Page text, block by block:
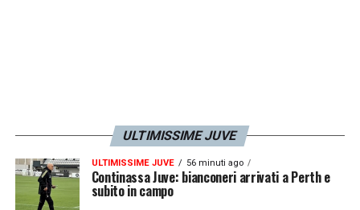
ULTIMISSIME JUVE
ULTIMISSIME JUVE 56 minuti ago
Continassa Juve: bianconeri arrivati a Perth e
subito in campo